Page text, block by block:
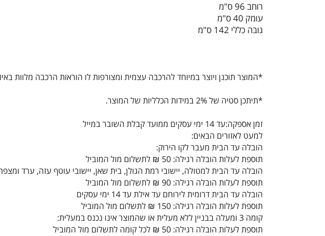
רוחב 96 ס"מ
עומק 40 ס"מ
גובה כללי 142 ס"מ
*המוצר תוכנן ויוצר במיוחד להרכבה עצמית ומצורפות לו הוראות הרכבה מלוות
*תיתכן סטיה של 2% במידות הכלליות של המוצר.
זמן אספקה:עד 14 ימי עסקים ממועד קבלת השובר במייל
למעט לאזורים הבאים:
הובלה עד הבית מעבר לקו הירוק:
תוספת לעלות הובלה רגילה: 50 ₪ לתשלום מול המוביל
הובלה עד הבית למטולה, יישובי רמת הגולן, בית שאן, יישובי עוטף עזה, ערד
תוספת לעלות הובלה רגילה: 90 ₪ לתשלום מול המוביל
הובלה עד הבית דרומית לירוחם עד אילת עד 14 ימי עסקים
תוספת לעלות הובלה רגילה: 150 ₪ לתשלום מול המוביל
קומה 3 ומעלה בבניין ללא מעלית או שהמוצר אינו נכנס במעלית:
תוספת לעלות הובלה רגילה: 50 ₪ לכל קומה לתשלום מול המוביל